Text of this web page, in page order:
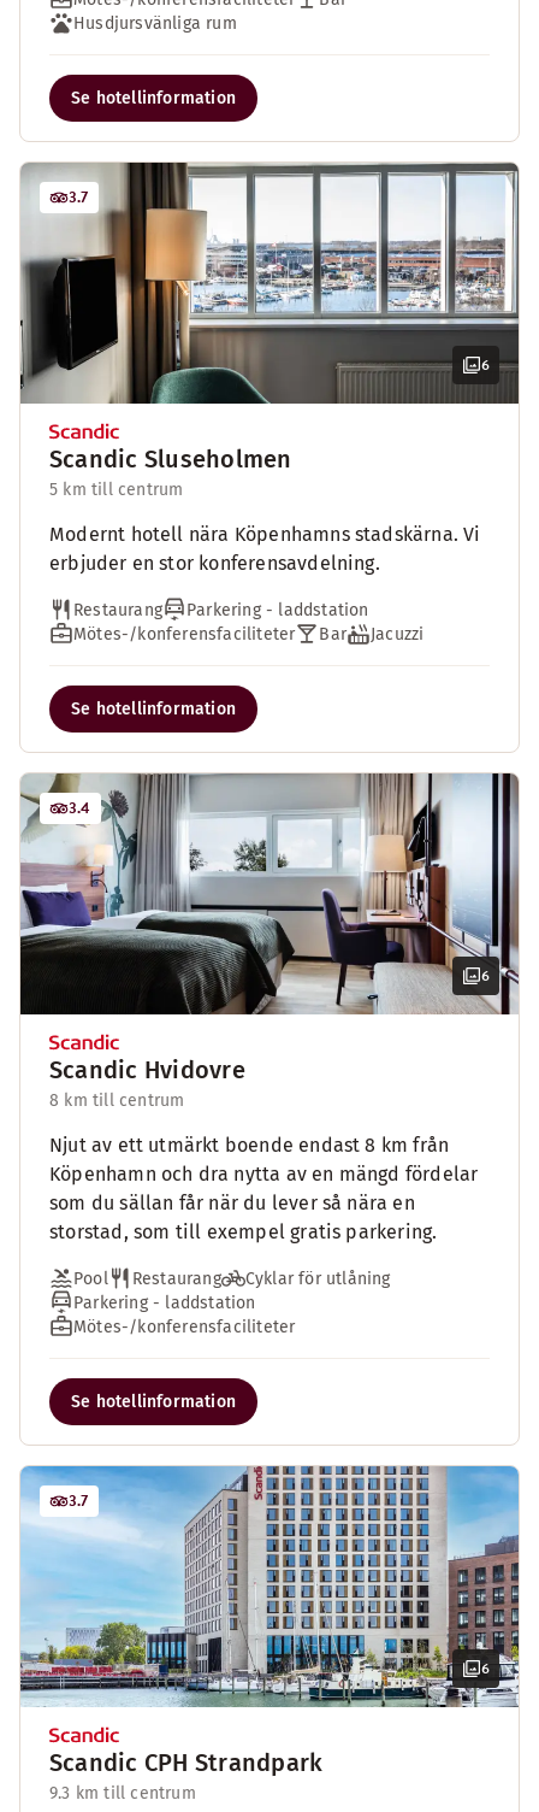
Husdjursvänliga rum
Se hotellinformation
6
3.7
Scandic Sluseholmen
5 km till centrum
Modernt hotell nära Köpenhamns stadskärna. Vi
erbjuder en stor konferensavdelning.
Restaurang
Parkering - laddstation
Mötes-/konferensfaciliteter
Bar Jacuzzi
Se hotellinformation
6
3.4
Scandic Hvidovre
8 km till centrum
Njut av ett utmärkt boende endast 8 km från
Köpenhamn och dra nytta av en mängd fördelar
som du sällan får när du lever så nära en
storstad, som till exempel gratis parkering.
Pool Restaurang
Cyklar för utlåning
Parkering - laddstation
Mötes-/konferensfaciliteter
Se hotellinformation
6
3.7
Scandic CPH Strandpark
9.3 km till centrum